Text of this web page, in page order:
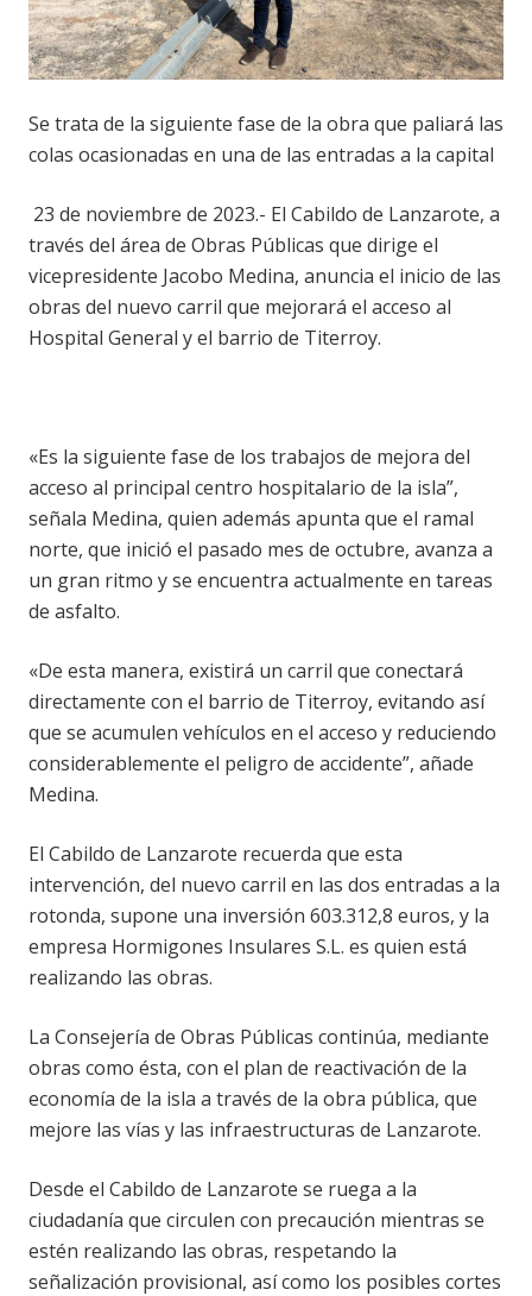
Se trata de la siguiente fase de la obra que paliará las
colas ocasionadas en una de las entradas a la capital
23 de noviembre de 2023.- El Cabildo de Lanzarote, a
través del área de Obras Públicas que dirige el
vicepresidente Jacobo Medina, anuncia el inicio de las
obras del nuevo carril que mejorará el acceso al
Hospital General y el barrio de Titerroy.
«Es la siguiente fase de los trabajos de mejora del
acceso al principal centro hospitalario de la isla”,
señala Medina, quien además apunta que el ramal
norte, que inició el pasado mes de octubre, avanza a
un gran ritmo y se encuentra actualmente en tareas
de asfalto.
«De esta manera, existirá un carril que conectará
directamente con el barrio de Titerroy, evitando así
que se acumulen vehículos en el acceso y reduciendo
considerablemente el peligro de accidente”, añade
Medina.
El Cabildo de Lanzarote recuerda que esta
intervención, del nuevo carril en las dos entradas a la
rotonda, supone una inversión 603.312,8 euros, y la
empresa Hormigones Insulares S.L. es quien está
realizando las obras.
La Consejería de Obras Públicas continúa, mediante
obras como ésta, con el plan de reactivación de la
economía de la isla a través de la obra pública, que
mejore las vías y las infraestructuras de Lanzarote.
Desde el Cabildo de Lanzarote se ruega a la
ciudadanía que circulen con precaución mientras se
estén realizando las obras, respetando la
señalización provisional, así como los posibles cortes